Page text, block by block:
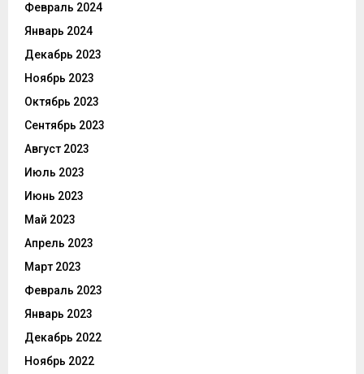
Февраль 2024
Январь 2024
Декабрь 2023
Ноябрь 2023
Октябрь 2023
Сентябрь 2023
Август 2023
Июль 2023
Июнь 2023
Май 2023
Апрель 2023
Март 2023
Февраль 2023
Январь 2023
Декабрь 2022
Ноябрь 2022